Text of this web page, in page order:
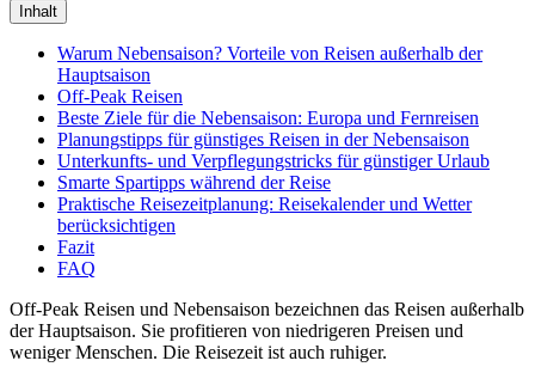
Inhalt
Warum Nebensaison? Vorteile von Reisen außerhalb der
Hauptsaison
Off-Peak Reisen
Beste Ziele für die Nebensaison: Europa und Fernreisen
Planungstipps für günstiges Reisen in der Nebensaison
Unterkunfts- und Verpflegungstricks für günstiger Urlaub
Smarte Spartipps während der Reise
Praktische Reisezeitplanung: Reisekalender und Wetter
berücksichtigen
Fazit
FAQ
Off-Peak Reisen und Nebensaison bezeichnen das Reisen außerhalb
der Hauptsaison. Sie profitieren von niedrigeren Preisen und
weniger Menschen. Die Reisezeit ist auch ruhiger.